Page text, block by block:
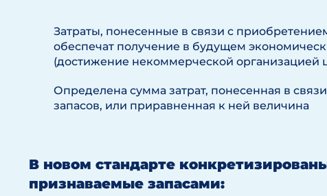
Затраты, понесенные в связи с
обеспечат получение в будущем
(достижение некоммерческой организацией
Определена сумма затрат, понесенная в
запасов, или приравненная к ней величина
В новом стандарте
признаваемые запасами: